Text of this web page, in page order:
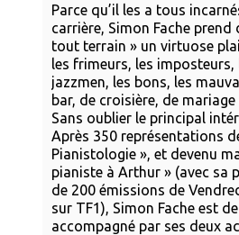
Parce qu’il les a tous
carrière, Simon Fache prend
tout terrain » un virtuose
les frimeurs, les imposteurs,
jazzmen, les bons, les
bar, de croisière, de
Sans oublier le principal
Après 350 représentations
Pianistologie », et devenu
pianiste à Arthur » (avec sa
de 200 émissions de
sur TF1), Simon Fache est
accompagné par ses deux